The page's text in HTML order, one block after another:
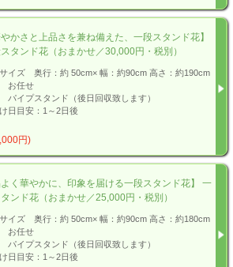
やかさと上品さを兼ね備えた、一段スタンド花】
タンド花（おまかせ／30,000円・税別）
イズ 奥行：約 50cm× 幅：約90cm 高さ：約190cm
お任せ
パイプスタンド（後日回収致します）
日目安：1～2日後
円)
よく華やかに、印象を届ける一段スタンド花】 一
ンド花（おまかせ／25,000円・税別）
イズ 奥行：約 50cm× 幅：約90cm 高さ：約180cm
お任せ
パイプスタンド（後日回収致します）
日目安：1～2日後